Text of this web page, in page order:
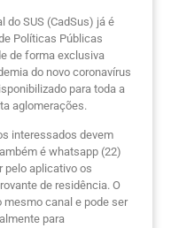
do SUS (CadSus) já é
Políticas Públicas
de forma exclusiva
do novo coronavírus
para toda a
aglomerações.
interessados devem
é whatsapp (22)
pelo aplicativo os
de residência. O
canal e pode ser
para